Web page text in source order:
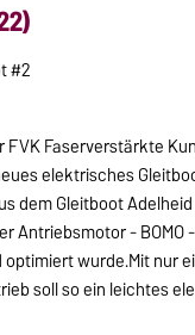
#2
FVK Faserverstärkte
elektrisches
dem Gleitboot
Antriebsmotor - BOMO
wurde.Mit nur
soll so ein leichtes